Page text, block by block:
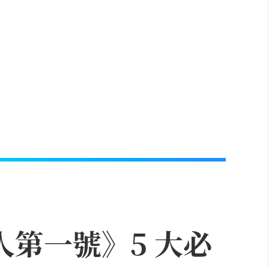
一號》5 大必